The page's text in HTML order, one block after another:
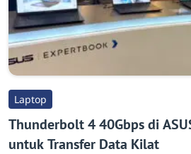
Laptop
Thunderbolt 4 40Gbps di
untuk Transfer Data Kilat